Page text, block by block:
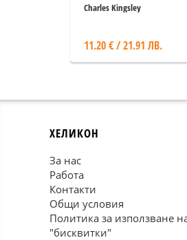
Charles Kingsley
11.20 € / 21.91 ЛВ.
ХЕЛИКОН
За нас
Работа
Контакти
Общи условия
Политика за използване
"бисквитки"